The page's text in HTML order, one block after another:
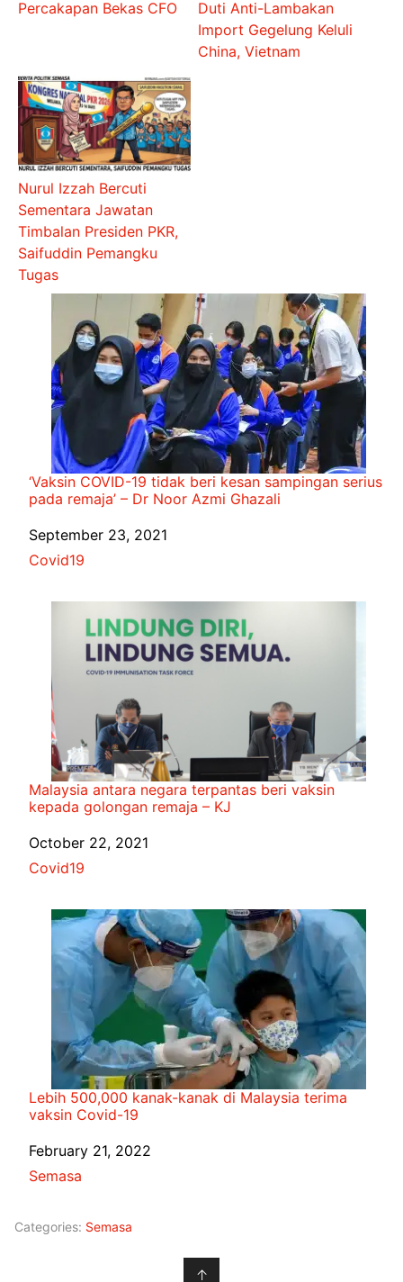
Percakapan Bekas CFO
Duti Anti-Lambakan
Import Gegelung Keluli
China, Vietnam
Nurul Izzah Bercuti
Sementara Jawatan
Timbalan Presiden PKR,
Saifuddin Pemangku
Tugas
‘Vaksin COVID-19 tidak beri kesan sampingan serius
pada remaja’ – Dr Noor Azmi Ghazali
Date
September 23, 2021
In relation to
Covid19
Malaysia antara negara terpantas beri vaksin
kepada golongan remaja – KJ
Date
October 22, 2021
In relation to
Covid19
Lebih 500,000 kanak-kanak di Malaysia terima
vaksin Covid-19
Date
February 21, 2022
In relation to
Semasa
Categories: Semasa
↑